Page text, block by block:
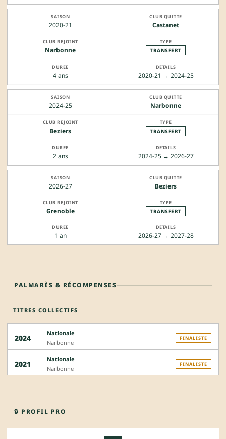
2020-21 Castanet
Narbonne TRANSFERT
4 ans 2020-21 → 2024-25
2024-25 Narbonne
Beziers TRANSFERT
2 ans 2024-25 → 2026-27
2026-27 Beziers
Grenoble TRANSFERT
1 an 2026-27 → 2027-28
PALMARÈS & RÉCOMPENSES
TITRES COLLECTIFS
2024
Nationale
Narbonne
FINALISTE
2021
Nationale
Narbonne
FINALISTE
🔒 PROFIL PRO